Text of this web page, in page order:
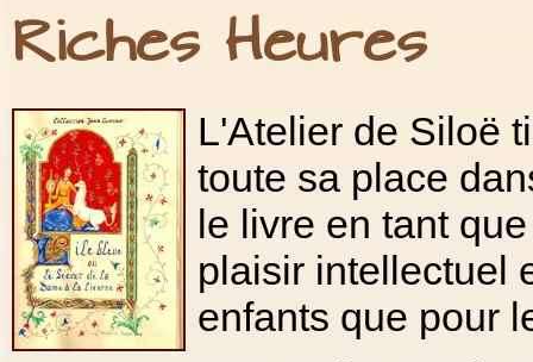
Riches Heures
L'Atelier de Siloë
toute sa place
le livre en tant
plaisir intellectuel
enfants que pour